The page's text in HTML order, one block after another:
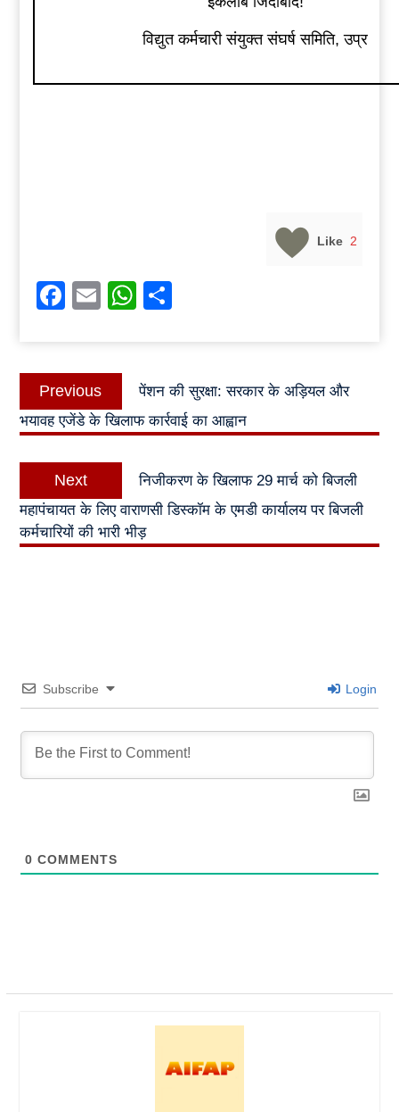
विद्युत कर्मचारी संयुक्त संघर्ष समिति, उप्र
Like 2
Facebook
EmailWhatsApp
Post
navigation
Previous
Previous
post:
पेंशन की सुरक्षा: सरकार के अड़ियल और
भयावह एजेंडे के खिलाफ कार्रवाई का आह्वान
Next
Next
post:
निजीकरण के खिलाफ 29 मार्च को बिजली
महापंचायत के लिए वाराणसी डिस्कॉम के एमडी कार्यालय पर बिजली
कर्मचारियों की भारी भीड़
Subscribe Login
0 COMMENTS